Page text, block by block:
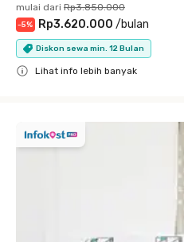
mulai dari Rp3.850.000
-5% Rp3.620.000 /bulan
Diskon sewa min. 12 Bulan
Lihat info lebih banyak